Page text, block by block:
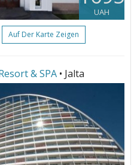
UAH
Auf Der Karte Zeigen
& SPA • Jalta